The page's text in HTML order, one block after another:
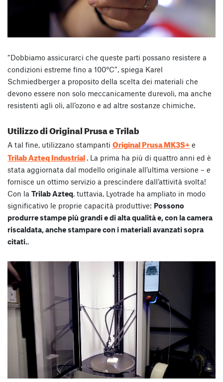
“Dobbiamo assicurarci che queste parti possano resistere a
condizioni estreme fino a 100°C”, spiega Karel
Schmiedberger a proposito della scelta dei materiali che
devono essere non solo meccanicamente durevoli, ma anche
resistenti agli oli, all’ozono e ad altre sostanze chimiche.
Utilizzo di Original Prusa e Trilab
A tal fine, utilizzano stampanti Original Prusa MK3S+ e
Trilab Azteq Industrial
. La prima ha più di quattro anni ed è
stata aggiornata dal modello originale all’ultima versione – e
fornisce un ottimo servizio a prescindere dall’attività svolta!
Con la Trilab Azteq , tuttavia, Lyotrade ha ampliato in modo
significativo le proprie capacità produttive: Possono
produrre stampe più grandi e di alta qualità e, con la camera
riscaldata, anche stampare con i materiali avanzati sopra
citati.